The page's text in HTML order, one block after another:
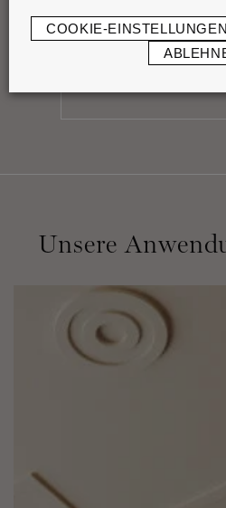
Datenblatt
pdf 0,88 MB
Unsere
COOKIE-EINSTELLUNGEN